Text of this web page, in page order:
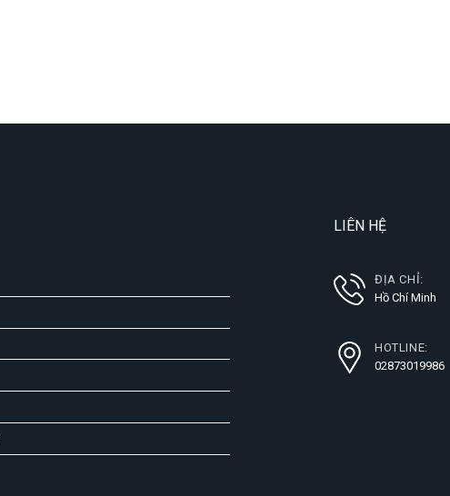
LIÊN HỆ
ĐỊA CHỈ:
Hồ Chí Minh
HOTLINE:
02873019986